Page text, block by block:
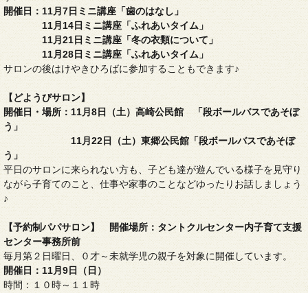
開催日：11月7日ミニ講座「歯のはなし」
11月14日ミニ講座「ふれあいタイム」
11月21日ミニ講座「冬の衣類について」
11月28日ミニ講座「ふれあいタイム」
サロンの後はけやきひろばに参加することもできます♪
【どようびサロン】
開催日・場所：11月8日（土）高崎公民館 「段ボールバスであそぼ
う」
11月22日（土）東郷公民館「段ボールバスであそぼ
う」
平日のサロンに来られない方も、子ども達が遊んでいる様子を見守り
ながら子育てのこと、仕事や家事のことなどゆったりお話しましょう
♪
【予約制パパサロン】 開催場所：タントクルセンター内子育て支援
センター事務所前
毎月第２日曜日、０才～未就学児の親子を対象に開催しています。
開催日：11月9日（日）
時間：１０時～１１時